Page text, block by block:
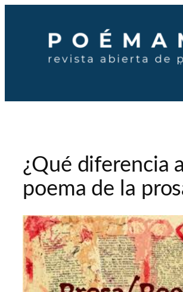
contenido
¿Qué diferencia al
poema de la